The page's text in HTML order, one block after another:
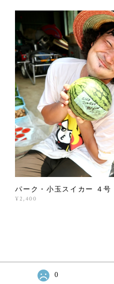
パーク・小玉スイカー ４号
¥2,400
0